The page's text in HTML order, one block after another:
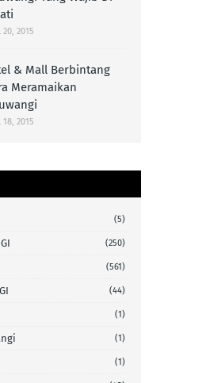
2015
& Mall Berbintang
Meramaikan
2015
(5)
(250)
(561)
(44)
(1)
(1)
(1)